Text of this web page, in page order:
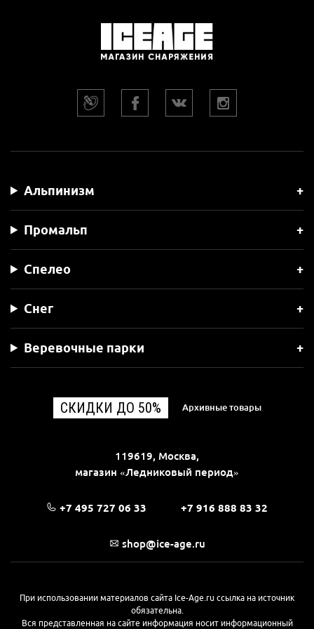
для самостоятельной установки Арбокольца Max (maxima);
- в готовые силовые ячейки проходят малый, средний и
большой такелажные блок-ролики, применяемые в
WLL – максимальная рабочая нагрузка - Loopie Fast = 50kH.
Альпинизм
Промальп
Спелео
Снег
Веревочные парки
СКИДКИ ДО 50% Архивные товары
119619, Москва,
магазин «Ледниковый период»
+7 495 727 06 33 +7 916 888 83 32
shop@ice-age.ru
При использовании материалов сайта Ice-Age.ru ссылка на источник
обязательна.
Вся представленная на сайте информация носит информационный